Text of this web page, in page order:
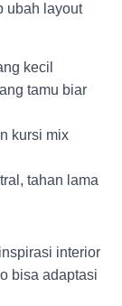
ubah layout
kecil
tamu biar
kursi mix
tahan lama
interior
bisa adaptasi